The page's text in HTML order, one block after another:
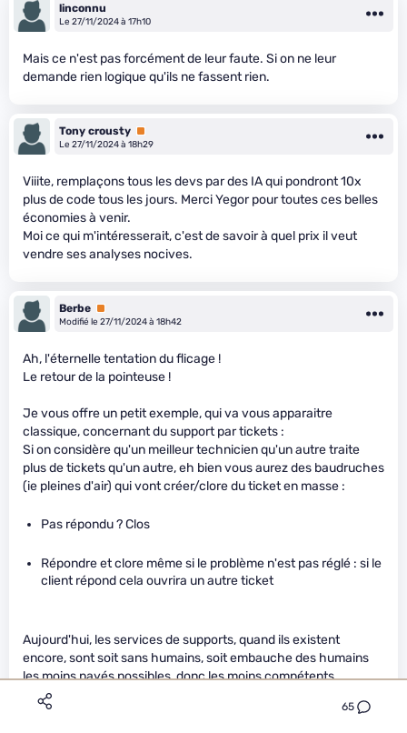
65
linconnu
Le 27/11/2024 à 17h10
Mais ce n'est pas forcément de leur faute. Si on ne leur
demande rien logique qu'ils ne fassent rien.
Tony crousty Premium
Le 27/11/2024 à 18h29
Viiite, remplaçons tous les devs par des IA qui pondront 10x
plus de code tous les jours. Merci Yegor pour toutes ces belles
économies à venir.
Moi ce qui m'intéresserait, c'est de savoir à quel prix il veut
vendre ses analyses nocives.
Berbe Premium
Modifié le 27/11/2024 à 18h42
Ah, l'éternelle tentation du flicage !
Le retour de la pointeuse !
Je vous offre un petit exemple, qui va vous apparaitre
classique, concernant du support par tickets :
Si on considère qu'un meilleur technicien qu'un autre traite
plus de tickets qu'un autre, eh bien vous aurez des baudruches
(ie pleines d'air) qui vont créer/clore du ticket en masse :
Pas répondu ? Clos
Répondre et clore même si le problème n'est pas réglé : si le
client répond cela ouvrira un autre ticket
Aujourd'hui, les services de supports, quand ils existent
encore, sont soit sans humains, soit embauche des humains
les moins payés possibles, donc les moins compétents
possibles, à qui il faut répéter en boucle les mêmes questions
pendant des semaines sans qu'aucune réponse ne soit